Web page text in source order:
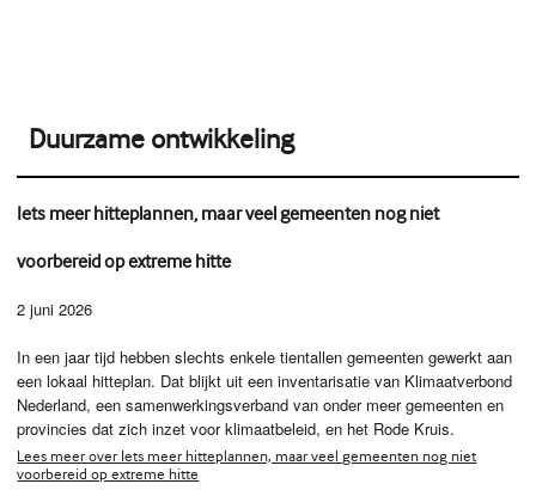
Duurzame ontwikkeling
Iets meer hitteplannen, maar veel gemeenten nog niet
voorbereid op extreme hitte
2 juni 2026
In een jaar tijd hebben slechts enkele tientallen gemeenten gewerkt aan
een lokaal hitteplan. Dat blijkt uit een inventarisatie van Klimaatverbond
Nederland, een samenwerkingsverband van onder meer gemeenten en
provincies dat zich inzet voor klimaatbeleid, en het Rode Kruis.
Lees meer over Iets meer hitteplannen, maar veel gemeenten nog niet
voorbereid op extreme hitte